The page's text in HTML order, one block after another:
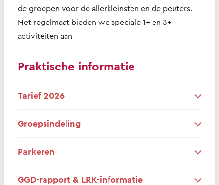
de groepen voor de allerkleinsten en de peuters.
Met regelmaat bieden we speciale 1+ en 3+
activiteiten aan
Praktische informatie
Tarief 2026
Groepsindeling
Parkeren
GGD-rapport & LRK-informatie